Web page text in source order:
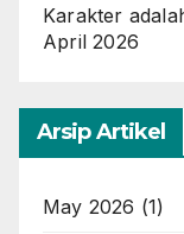
Karakter
April 2026
Arsip Artikel
May 2026 (1)